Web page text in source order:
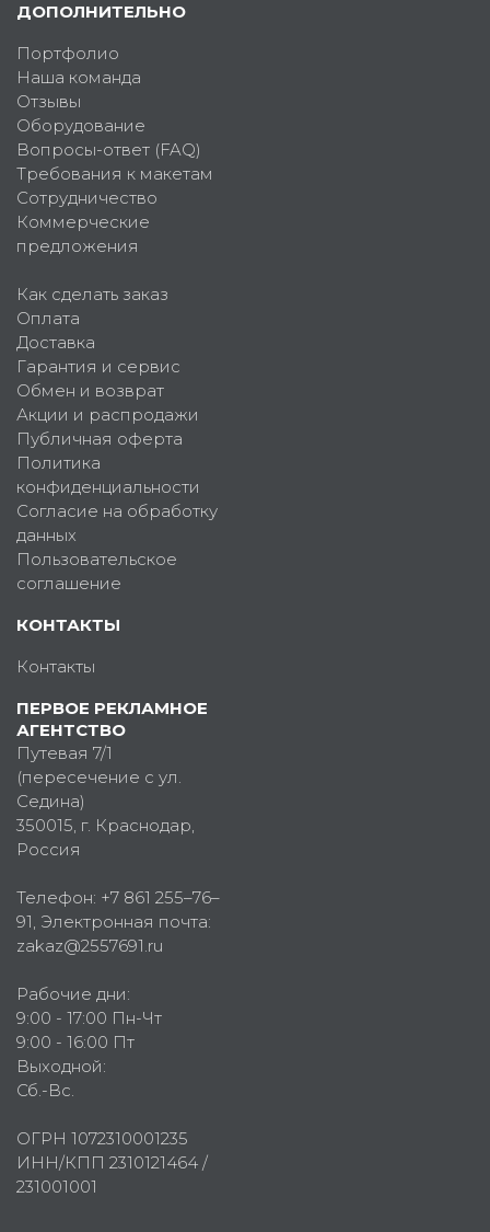
ДОПОЛНИТЕЛЬНО
Портфолио
Наша команда
Отзывы
Оборудование
Вопросы-ответ (FAQ)
Требования к макетам
Сотрудничество
Коммерческие
предложения
Как сделать заказ
Оплата
Доставка
Гарантия и сервис
Обмен и возврат
Акции и распродажи
Публичная оферта
Политика
конфиденциальности
Согласие на обработку
данных
Пользовательское
соглашение
КОНТАКТЫ
Контакты
ПЕРВОЕ РЕКЛАМНОЕ
АГЕНТСТВО
Путевая 7/1
(пересечение с ул.
Седина)
350015, г. Краснодар,
Россия
Телефон: +7 861 255–76–
91, Электронная почта:
zakaz@2557691.ru
Рабочие дни:
9:00 - 17:00 Пн-Чт
9:00 - 16:00 Пт
Выходной:
Сб.-Вс.
ОГРН 1072310001235
ИНН/КПП 2310121464 /
231001001